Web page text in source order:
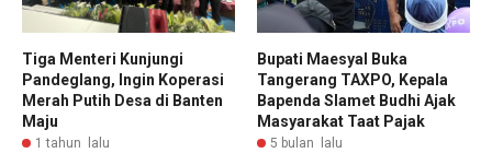
Tiga Menteri Kunjungi
Pandeglang, Ingin Koperasi
Merah Putih Desa di Banten
Maju
1 tahun lalu
Bupati Maesyal Buka
Tangerang TAXPO, Kepala
Bapenda Slamet Budhi Ajak
Masyarakat Taat Pajak
5 bulan lalu